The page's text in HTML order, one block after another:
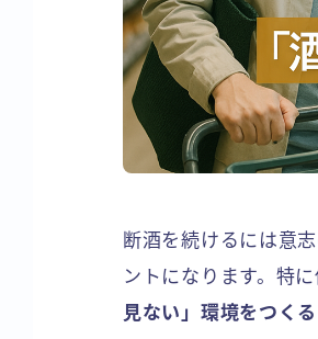
断酒を続けるには意
ントになります。特
見ない」環境をつく